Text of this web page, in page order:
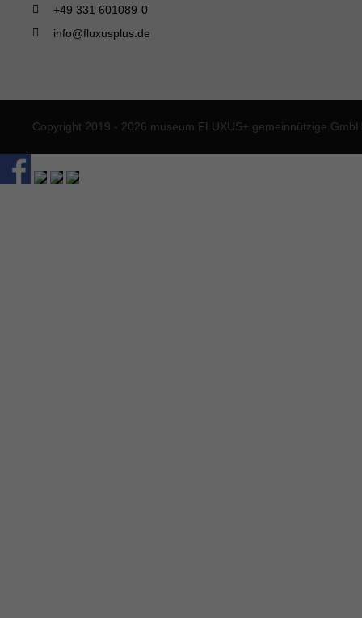
+49 331 601089-0
info@fluxusplus.de
Copyright 2019 - 2026 museum FLUXUS+ gemeinnützige